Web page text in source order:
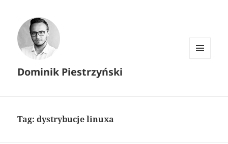
Dominik Piestrzyński
Tag:dystrybucje linuxa